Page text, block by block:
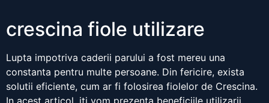
crescina fiole utilizare
Lupta impotriva caderii parului a fost mereu una
constanta pentru multe persoane. Din fericire, exista
solutii eficiente, cum ar fi folosirea fiolelor de Crescina.